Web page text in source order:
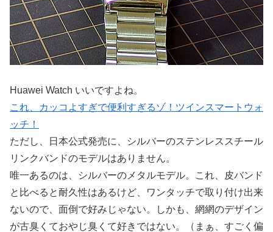
Huawei Watch いいですよね。
これ、カッコよすぎで便利すぎるゾ！ツインスマートウォ
ッチ！
ただし、日本公式発売に、シルバーのステンレススチール
リンクバンドのモデルはありません。
唯一あるのは、シルバーのメタルモデル。これ、皮バンド
と比べると耐久性はあるけど、ワンタッチで取り付け出来
ないので、面倒で好みじゃない。しかも、網網のデザイン
が古臭くておやじ臭くて好きではない。（まぁ、すごく偏